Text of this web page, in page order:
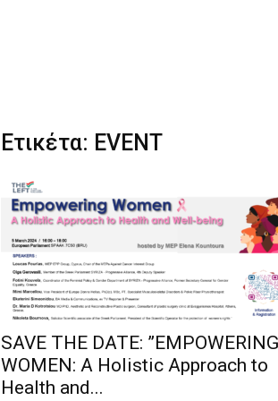
Ετικέτα: EVENT
SAVE THE DATE: ”EMPOWERING
WOMEN: A Holistic Approach to
Health and...